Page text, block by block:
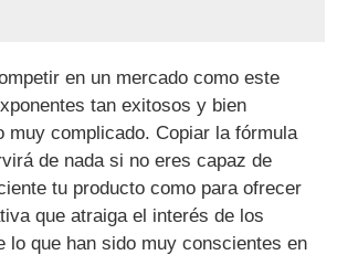
en un mercado como este
tan exitosos y bien
muy complicado. Copiar la fórmula
de nada si no eres capaz de
tu producto como para ofrecer
que atraiga el interés de los
lo que han sido muy conscientes en